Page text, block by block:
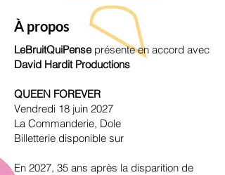
À propos
LeBruitQuiPense présente en accord avec
David Hardit Productions
QUEEN FOREVER
Vendredi 18 juin 2027
La Commanderie, Dole
Billetterie disponible sur
En 2027, 35 ans après la disparition de